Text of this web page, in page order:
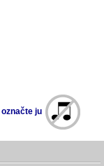
označte ju